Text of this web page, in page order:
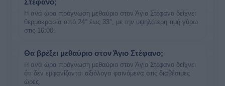
Στέφανο;
Η ανά ώρα πρόγνωση μεθαύριο στον Άγιο Στέφανο δείχνει
θερμοκρασία από 24° έως 33°, με την υψηλότερη τιμή γύρω
στις 16:00.
Θα βρέξει μεθαύριο στον Άγιο Στέφανο;
Η ανά ώρα πρόγνωση μεθαύριο στον Άγιο Στέφανο δείχνει
ότι δεν εμφανίζονται αξιόλογα φαινόμενα στις διαθέσιμες
ώρες.